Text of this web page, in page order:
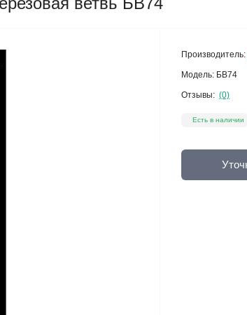
Производитель:
Модель: БВ74
Отзывы: (0)
Есть в наличии